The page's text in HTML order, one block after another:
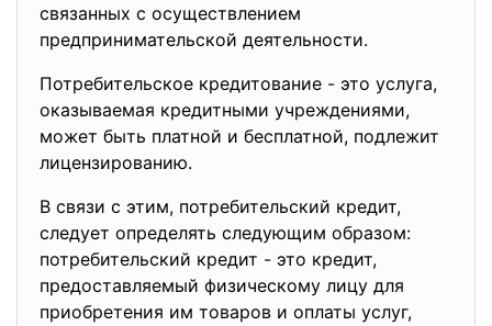
связанных с осуществлением
предпринимательской деятельности.
Потребительское кредитование - это услуга,
оказываемая кредитными учреждениями,
может быть платной и бесплатной, подлежит
лицензированию.
В связи с этим, потребительский кредит,
следует определять следующим образом:
потребительский кредит - это кредит,
предоставляемый физическому лицу для
приобретения им товаров и оплаты услуг,